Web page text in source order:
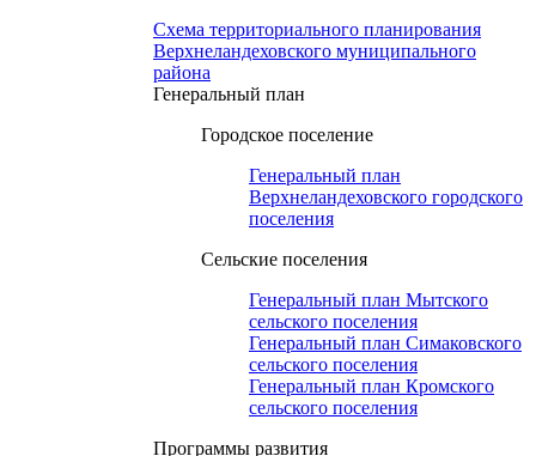
Схема территориального планирования
Верхнеландеховского муниципального
района
Генеральный план
Городское поселение
Генеральный план
Верхнеландеховского городского
поселения
Сельские поселения
Генеральный план Мытского
сельского поселения
Генеральный план Симаковского
сельского поселения
Генеральный план Кромского
сельского поселения
Программы развития